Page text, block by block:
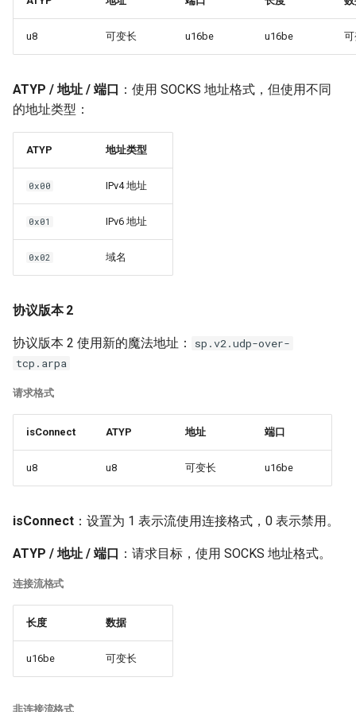
u8 可变长 u16be u16be
ATYP / 地址 / 端口 ：使用 SOCKS 地址格式，但使用不同
的地址类型：
ATYP 地址类型
0x00 IPv4 地址
0x01 IPv6 地址
0x02 域名
协议版本 2
协议版本 2 使用新的魔法地址：
sp.v2.udp-over-
tcp.arpa
请求格式
isConnect ATYP 地址 端口
u8 u8 可变长 u16be
isConnect ：设置为 1 表示流使用连接格式，0 表示禁用。
ATYP / 地址 / 端口 ：请求目标，使用 SOCKS 地址格式。
连接流格式
长度 数据
u16be 可变长
非连接流格式